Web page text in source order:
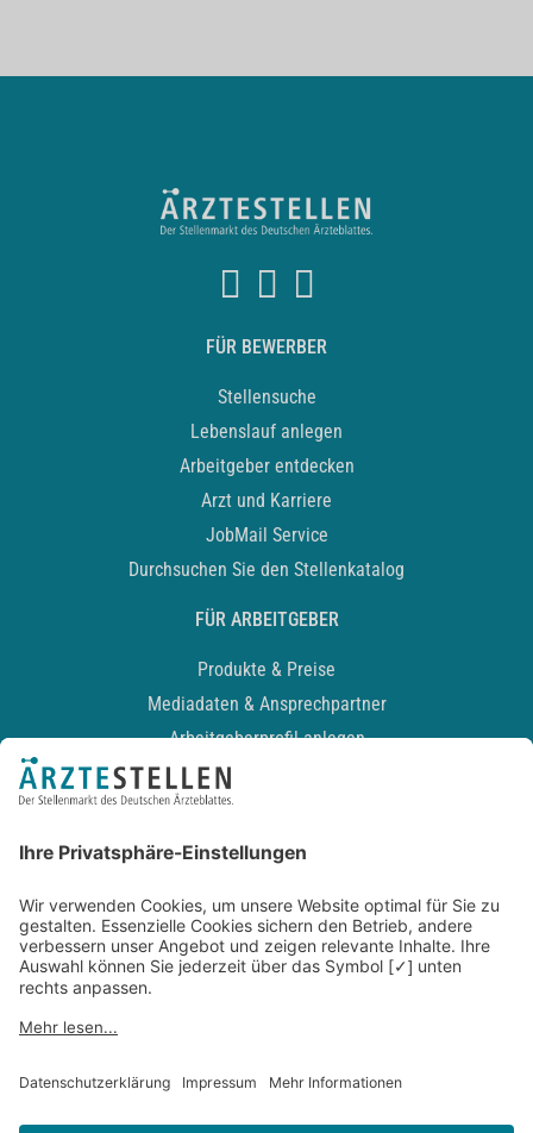
FÜR BEWERBER
Stellensuche
Lebenslauf anlegen
Arbeitgeber entdecken
Arzt und Karriere
JobMail Service
Durchsuchen Sie den Stellenkatalog
FÜR ARBEITGEBER
Produkte & Preise
Mediadaten & Ansprechpartner
Arbeitgeberprofil anlegen
Recruiting-Podcast
Kontakt
Datenschutz
Newsletter